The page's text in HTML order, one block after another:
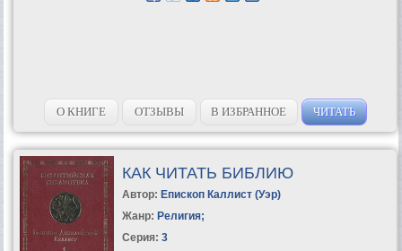
О КНИГЕ ОТЗЫВЫ В ИЗБРАННОЕ ЧИТАТЬ
КАК ЧИТАТЬ БИБЛИЮ
Автор: Епископ Каллист (Уэр)
Жанр: Религия;
Серия: 3